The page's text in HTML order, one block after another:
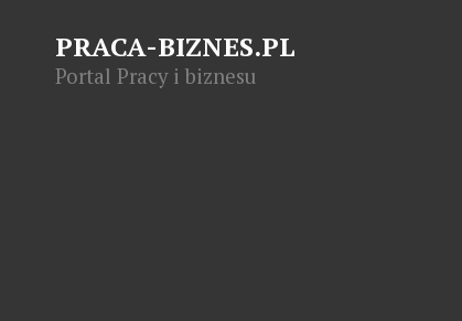
PRACA-BIZNES.PL
Portal Pracy i biznesu